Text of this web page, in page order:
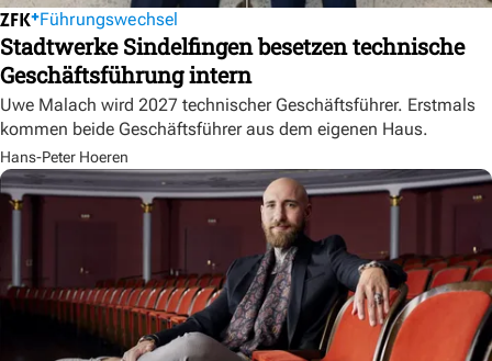
Führungswechsel
Stadtwerke Sindelfingen besetzen technische
Geschäftsführung intern
Uwe Malach wird 2027 technischer Geschäftsführer. Erstmals
kommen beide Geschäftsführer aus dem eigenen Haus.
Hans-Peter Hoeren